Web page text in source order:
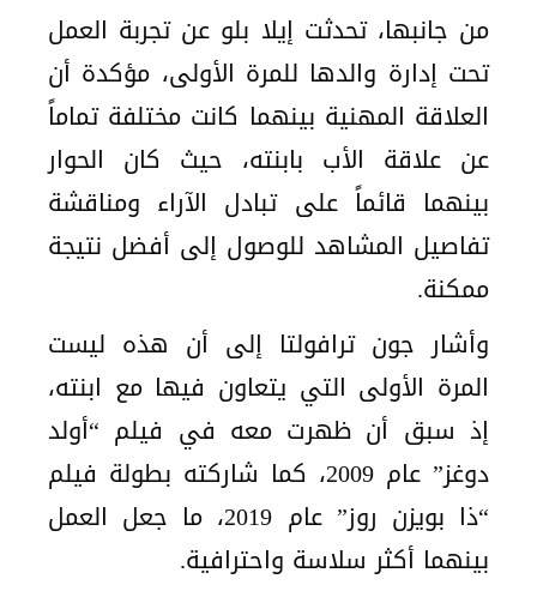
من جانبها، تحدثت إيلا بلو عن تجربة العمل
تحت إدارة والدها للمرة الأولى، مؤكدة أن
العلاقة المهنية بينهما كانت مختلفة تماماً
عن علاقة الأب بابنته، حيث كان الحوار
بينهما قائماً على تبادل الآراء ومناقشة
تفاصيل المشاهد للوصول إلى أفضل نتيجة
ممكنة.
وأشار جون ترافولتا إلى أن هذه ليست
المرة الأولى التي يتعاون فيها مع ابنته،
إذ سبق أن ظهرت معه في فيلم “أولد
دوغز” عام 2009، كما شاركته بطولة فيلم
“ذا بويزن روز” عام 2019، ما جعل العمل
بينهما أكثر سلاسة واحترافية.